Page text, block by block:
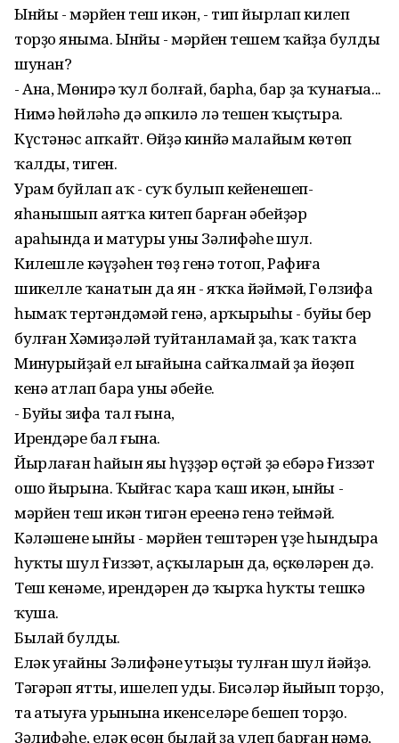
Ынйы - мәрйен теш икән, - тип йырлап килеп
торҙоң яныма. Ынйы - мәрйен тешем ҡайҙа булды
шунан?
- Ана, Мөнирәң ҡул болғай, барһаң, бар ҙа ҡунағыңа...
Нимә һөйләһәң дә әпкилә лә тешен ҡыҫтыра.
Күстәнәс апҡайт. Өйҙә кинйә малайым көтөп
ҡалды, тиген.
Урам буйлап аҡ - суҡ булып кейенешеп-
яһанышып аятҡа китеп барған әбейҙәр
араһында иң матуры уның Зәлифәһе шул.
Килешле кәүҙәһен төҙ генә тотоп, Рафиға
шикелле ҡанатын да ян - яҡҡа йәймәй, Гөлзифа
һымаҡ тертәндәмәй генә, арҡырыһы - буйы бер
булған Хәмиҙәләй туйтанламай ҙа, ҡаҡ таҡта
Миңнурыйҙай ел ыңғайына сайҡалмай ҙа йөҙөп
кенә атлап бара уның әбейе.
- Буйың зифа тал ғына,
Ирендәрең бал ғына.
Йырлаған һайын яңы һүҙҙәр өҫтәй ҙә ебәрә Ғиззәт
ошо йырына. Ҡыйғас ҡара ҡаш икән, ынйы -
мәрйен теш икән тигән ереенә генә теймәй.
Кәләшенең ынйы - мәрйен тештәрен үҙе һындыра
һуҡты шул Ғиззәт, аҫҡыларын да, өҫкөләрен дә.
Теш кенәме, ирендәрен дә ҡырҡа һуҡты тешкә
ҡуша.
Былай булды.
Еләк уңғайны Зәлифәнең утыҙы тулған шул йәйҙә.
Тәгәрәп ятты, ишелеп уңды. Бисәләр йыйып торҙо,
таң атыуға урынына икенселәре бешеп торҙо.
Зәлифәһе, еләк өсөн былай ҙа үлеп барған нәмә,